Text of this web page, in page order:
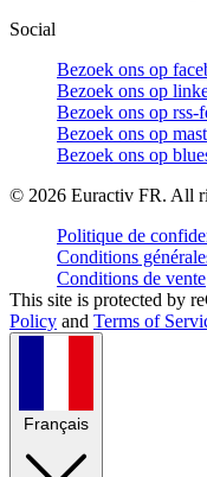
Social
Bezoek ons op
Bezoek ons op
Bezoek ons op rss-
Bezoek ons op
Bezoek ons op
© 2026 Euractiv FR. All
Politique de
Conditions
Conditions de vente
This site is protected by
Policy and Terms of
Français